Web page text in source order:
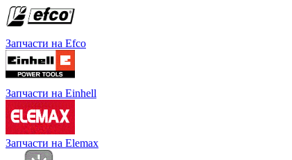
Запчасти на Efco
Запчасти на Einhell
Запчасти на Elemax